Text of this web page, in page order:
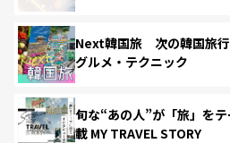
Next韓国旅 次の韓国旅行
グルメ・テクニック
旬な“あの人”が「旅」を
載 MY TRAVEL STORY